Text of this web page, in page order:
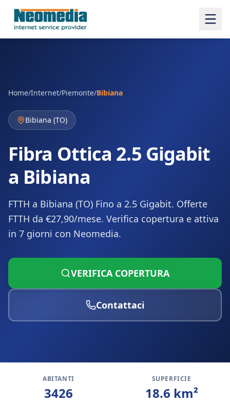
Home/Internet/Piemonte/Bibiana
Bibiana (TO)
Fibra Ottica 2.5 Gigabit
a Bibiana
FTTH a Bibiana (TO) Fino a 2.5 Gigabit. Offerte
FTTH da €27,90/mese. Verifica copertura e attiva
in 7 giorni con Neomedia.
VERIFICA COPERTURA
Contattaci
ABITANTI
3426
SUPERFICIE
18.6 km²